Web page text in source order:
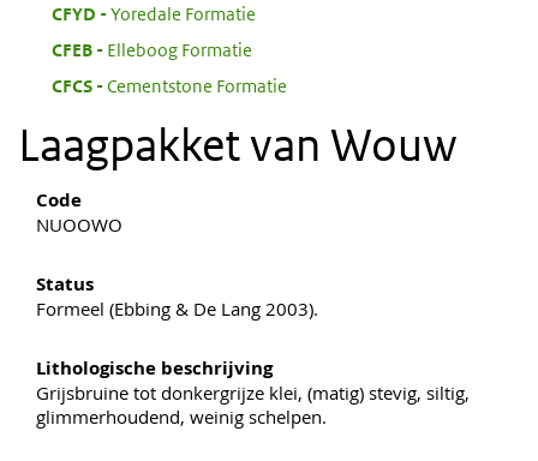
CFYD
Yoredale Formatie
CFEB:
Elleboog Formatie
CFCS: Cementstone Formatie
Laagpakket van Wouw
Code
NUOOWO
Status
Formeel (Ebbing & De Lang 2003).
Lithologische beschrijving
Grijsbruine tot donkergrijze klei, (matig) stevig, siltig,
glimmerhoudend, weinig schelpen.